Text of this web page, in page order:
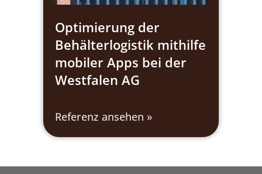
Optimierung der
Behälterlogistik mithilfe
mobiler Apps bei der
Westfalen AG
Referenz ansehen »